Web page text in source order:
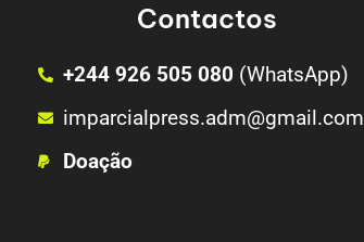
Contactos
+244 926 505 080 (WhatsApp)
imparcialpress.adm@gmail.com
Doação